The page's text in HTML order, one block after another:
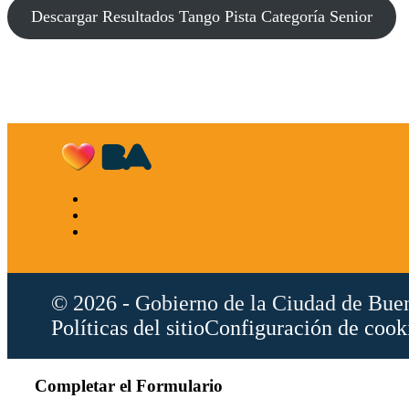
Descargar Resultados Tango Pista Categoría Senior
© 2026 - Gobierno de la Ciudad de
Políticas del sitioConfiguración de
Completar el Formulario